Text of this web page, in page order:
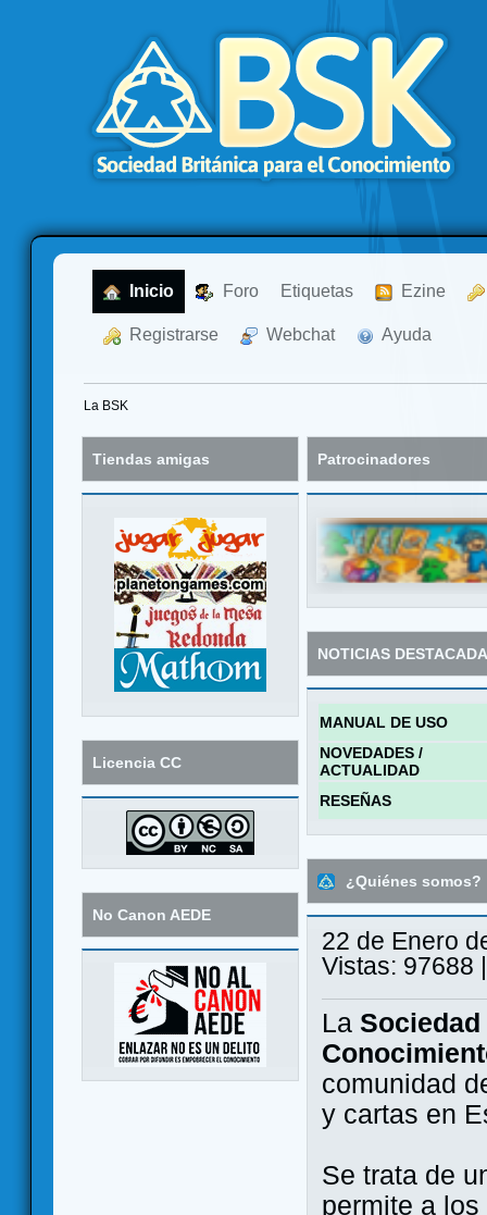
Inicio Foro Etiquetas Ezine
Registrarse Webchat Ayuda
La BSK
Tiendas amigas
Licencia CC
No Canon AEDE
Patrocinadores
NOTICIAS
MANUAL DE USO
NOVEDADES /
ACTUALIDAD
RESEÑAS
¿Quiénes somos?
22 de Enero
Vistas: 97688
La
comunidad
y cartas en
Se trata de
permite a